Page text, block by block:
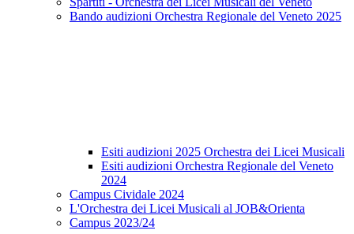
Bando audizioni Orchestra Regionale del Veneto 2025
Esiti audizioni 2025 Orchestra dei Licei Musicali
Esiti audizioni Orchestra Regionale del Veneto
2024
Campus Cividale 2024
L'Orchestra dei Licei Musicali al JOB&Orienta
Campus 2023/24